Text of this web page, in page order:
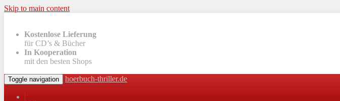
Skip to main content
Kostenlose Lieferung
für CD’s & Bücher
In Kooperation
mit den besten Shops
Toggle navigation hoerbuch-thriller.de